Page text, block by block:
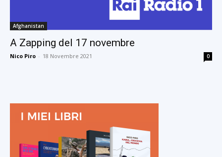
Afghanistan
A Zapping del 17 novembre
Nico Piro - 18 Novembre 2021 0